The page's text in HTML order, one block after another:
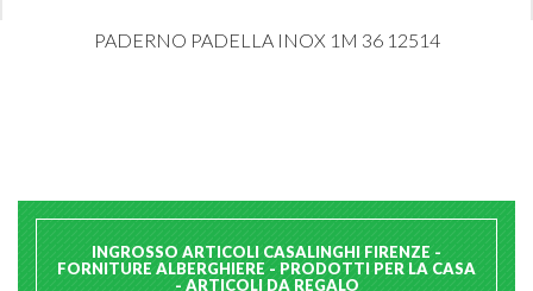
PADERNO PADELLA INOX 1M 36 12514
INGROSSO ARTICOLI CASALINGHI FIRENZE -
FORNITURE ALBERGHIERE - PRODOTTI PER LA CASA
- ARTICOLI DA REGALO